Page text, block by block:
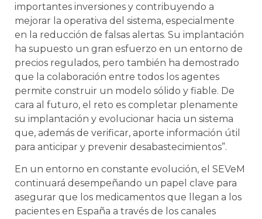
importantes inversiones y contribuyendo a
mejorar la operativa del sistema, especialmente
en la reducción de falsas alertas. Su implantación
ha supuesto un gran esfuerzo en un entorno de
precios regulados, pero también ha demostrado
que la colaboración entre todos los agentes
permite construir un modelo sólido y fiable. De
cara al futuro, el reto es completar plenamente
su implantación y evolucionar hacia un sistema
que, además de verificar, aporte información útil
para anticipar y prevenir desabastecimientos”.
En un entorno en constante evolución, el SEVeM
continuará desempeñando un papel clave para
asegurar que los medicamentos que llegan a los
pacientes en España a través de los canales